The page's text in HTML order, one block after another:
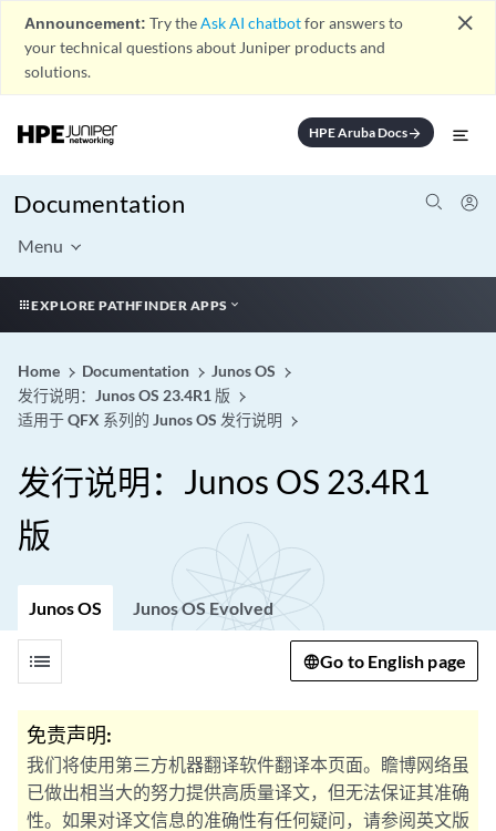
Announcement: Try theAsk AI chatbotfor answers to
your technical questions about Juniper products and
solutions.
close
HPE Aruba Docsarrow_forward
Documentation
Menu
EXPLORE PATHFINDER APPS
Home Documentation
Junos OS
发行说明：Junos OS 23.4R1 版
适用于 QFX 系列的 Junos OS 发行说明
发行说明：Junos OS 23.4R1
版
Junos OS Junos OS Evolved
list Go to English page
免责声明:
我们将使用第三方机器翻译软件翻译本页面。瞻博网络虽
已做出相当大的努力提供高质量译文，但无法保证其准确
性。如果对译文信息的准确性有任何疑问，请参阅英文版